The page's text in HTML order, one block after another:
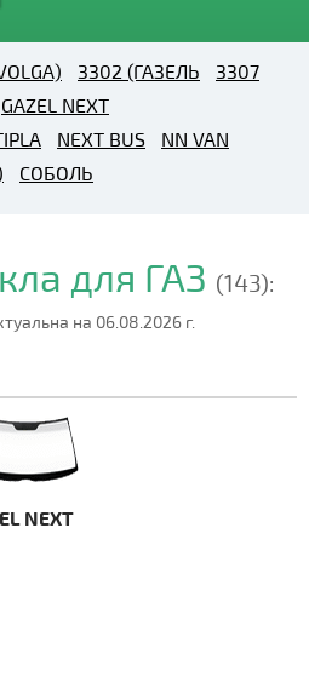
3302 (ГАЗЕЛЬ
3307
GAZEL NEXT
NEXT BUS
NN VAN
СОБОЛЬ
для ГАЗ (143):
на 06.08.2026 г.
NEXT